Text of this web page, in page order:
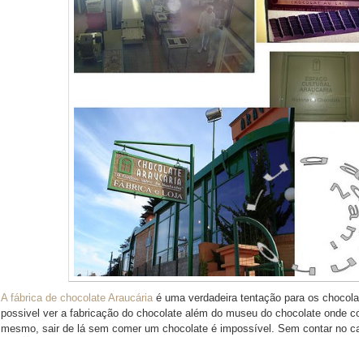
A fábrica de chocolate Araucária é uma verdadeira tentação para os
possivel ver a fabricação do chocolate além do museu do chocolate onde
mesmo, sair de lá sem comer um chocolate é impossível. Sem contar no